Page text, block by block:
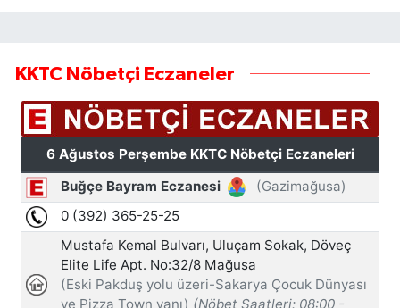
KKTC Nöbetçi Eczaneler